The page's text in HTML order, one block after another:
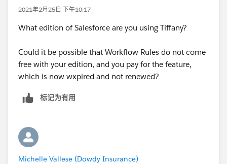
2021年2月25日 下午10:17
What edition of Salesforce are you using Tiffany?
Could it be possible that Workflow Rules do not come
free with your edition, and you pay for the feature,
which is now wxpired and not renewed?
标记为有用
Michelle Vallese (Dowdy Insurance)